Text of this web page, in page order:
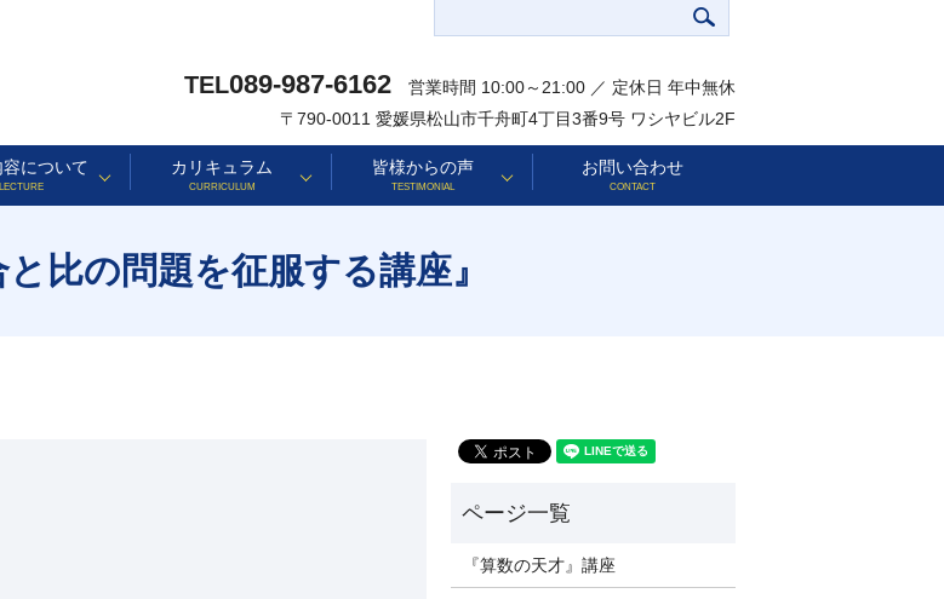
TEL089-987-6162
営業時間 10:00～21:00 ／ 定休日 年中無休
〒790-0011 愛媛県松山市千舟町4丁目3番9号 ワシヤビル2F
について
LECTURE
カリキュラム
CURRICULUM
皆様からの声
TESTIMONIAL
お問い合わせ
CONTACT
と比の問題を征服する講座』
『算数の天才』講座